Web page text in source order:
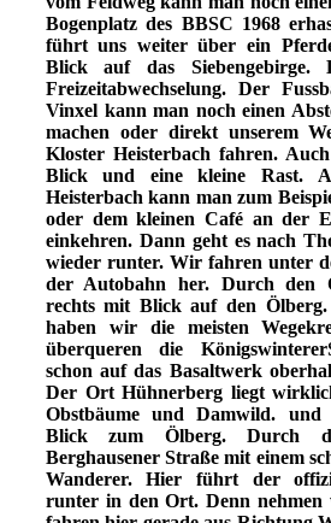
Bogenplatz des BBSC 1968
führt uns weiter über ein
Blick auf das Siebengebirge.
Freizeitabwechselung. Der
Vinxel kann man noch einen
machen oder direkt unserem
Kloster Heisterbach fahren.
Blick und eine kleine Rast.
Heisterbach kann man zum
oder dem kleinen Café an der
einkehren. Dann geht es nach
wieder runter. Wir fahren unter
der Autobahn her. Durch den
rechts mit Blick auf den
haben wir die meisten
überqueren die
schon auf das Basaltwerk
Der Ort Hühnerberg liegt
Obstbäume und Damwild.
Blick zum Ölberg. Durch
Berghausener Straße mit einem
Wanderer. Hier führt der
runter in den Ort. Denn